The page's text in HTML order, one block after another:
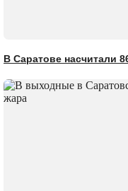
В Саратове насчитали